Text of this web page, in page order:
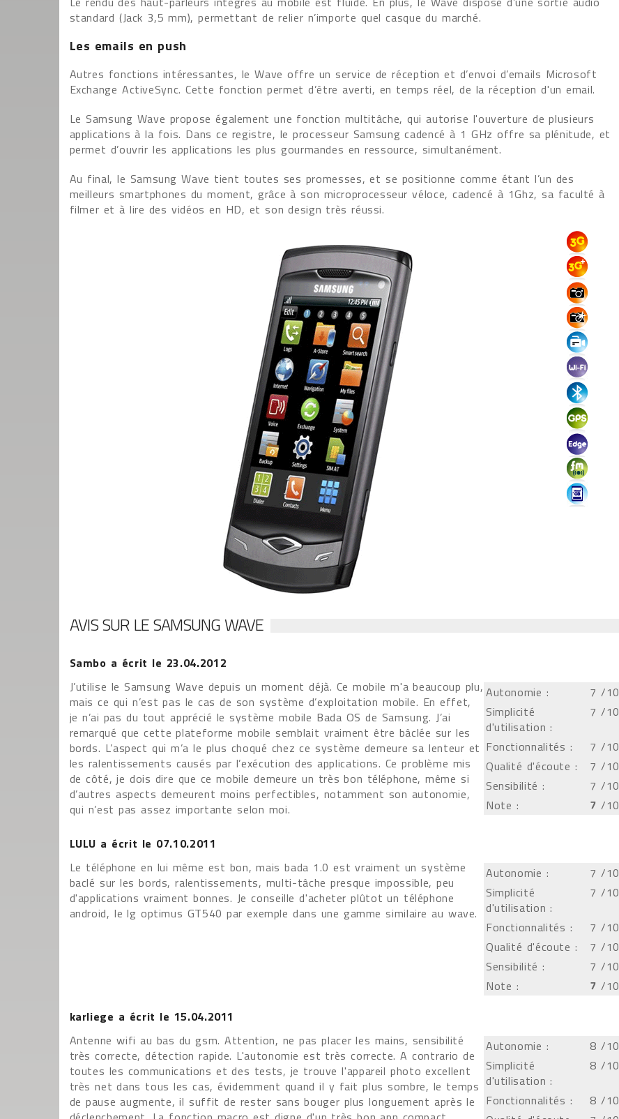
standard (Jack 3,5 mm), permettant de relier n’importe quel casque du marché.
Les emails en push
Autres fonctions intéressantes, le Wave offre un service de réception et d’envoi d’emails Microsoft
Exchange ActiveSync. Cette fonction permet d’être averti, en temps réel, de la réception d'un email.
Le Samsung Wave propose également une fonction multitâche, qui autorise l'ouverture de plusieurs
applications à la fois. Dans ce registre, le processeur Samsung cadencé à 1 GHz offre sa plénitude, et
permet d’ouvrir les applications les plus gourmandes en ressource, simultanément.
Au final, le Samsung Wave tient toutes ses promesses, et se positionne comme étant l’un des
meilleurs smartphones du moment, grâce à son microprocesseur véloce, cadencé à 1Ghz, sa faculté à
filmer et à lire des vidéos en HD, et son design très réussi.
AVIS SUR LE SAMSUNG WAVE
Sambo a écrit le 23.04.2012
J’utilise le Samsung Wave depuis un moment déjà. Ce mobile m'a beaucoup plu,
mais ce qui n’est pas le cas de son système d’exploitation mobile. En effet,
je n’ai pas du tout apprécié le système mobile Bada OS de Samsung. J’ai
remarqué que cette plateforme mobile semblait vraiment être bâclée sur les
bords. L’aspect qui m’a le plus choqué chez ce système demeure sa lenteur et
les ralentissements causés par l’exécution des applications. Ce problème mis
de côté, je dois dire que ce mobile demeure un très bon téléphone, même si
d’autres aspects demeurent moins perfectibles, notamment son autonomie,
qui n’est pas assez importante selon moi.
Autonomie : 7 /10
Simplicité
d'utilisation :
7 /10
Fonctionnalités : 7 /10
Qualité d'écoute :
7 /10
Sensibilité :
7 /10
Note :
7 /10
LULU a écrit le 07.10.2011
Le téléphone en lui même est bon, mais bada 1.0 est vraiment un système
baclé sur les bords, ralentissements, multi-tâche presque impossible, peu
d'applications vraiment bonnes. Je conseille d'acheter plûtot un téléphone
android, le lg optimus GT540 par exemple dans une gamme similaire au wave.
Autonomie : 7 /10
Simplicité
d'utilisation :
7 /10
Fonctionnalités : 7 /10
Qualité d'écoute :
7 /10
Sensibilité :
7 /10
Note :
7 /10
karliege a écrit le 15.04.2011
Antenne wifi au bas du gsm. Attention, ne pas placer les mains, sensibilité
très correcte, détection rapide. L'autonomie est très correcte. A contrario de
toutes les communications et des tests, je trouve l'appareil photo excellent
très net dans tous les cas, évidemment quand il y fait plus sombre, le temps
de pause augmente, il suffit de rester sans bouger plus longuement après le
Autonomie : 8 /10
Simplicité
d'utilisation :
8 /10
Fonctionnalités : 8 /10